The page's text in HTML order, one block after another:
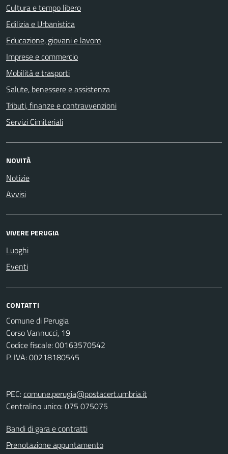
Cultura e tempo libero
Edilizia e Urbanistica
Educazione, giovani e lavoro
Imprese e commercio
Mobilità e trasporti
Salute, benessere e assistenza
Tributi, finanze e contravvenzioni
Servizi Cimiteriali
NOVITÀ
Notizie
Avvisi
VIVERE PERUGIA
Luoghi
Eventi
CONTATTI
Comune di Perugia
Corso Vannucci, 19
Codice fiscale: 00163570542
P. IVA: 00218180545
PEC:comune.perugia@postacert.umbria.it
Centralino unico: 075 075075
Bandi di gara e contratti
Prenotazione appuntamento